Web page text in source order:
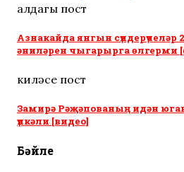
алдагы пост
Азнакайда янгын сүндерүчеләр
әниләрен чыгарырга өлгерми
киләсе пост
Замирә Рәҗәпованың идән
үпкәли [видео]
Бәйле